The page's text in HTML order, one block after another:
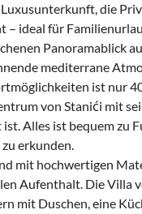
die
ideal für
Panoramablick
mediterrane
ist nur
von Stanići mit
Alles ist bequem zu
erkunden.
mit hochwertigen
Aufenthalt. Die Villa
mit Duschen, eine